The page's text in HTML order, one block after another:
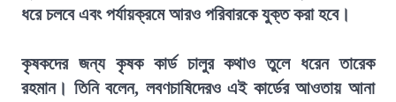
ধরে চলবে এবং পর্যায়ক্রমে আরও পরিবারকে যুক্ত করা হবে।
কৃষকদের জন্য কৃষক কার্ড চালুর কথাও তুলে ধরেন তারেক
রহমান। তিনি বলেন, লবণচাষিদেরও এই কার্ডের আওতায় আনা